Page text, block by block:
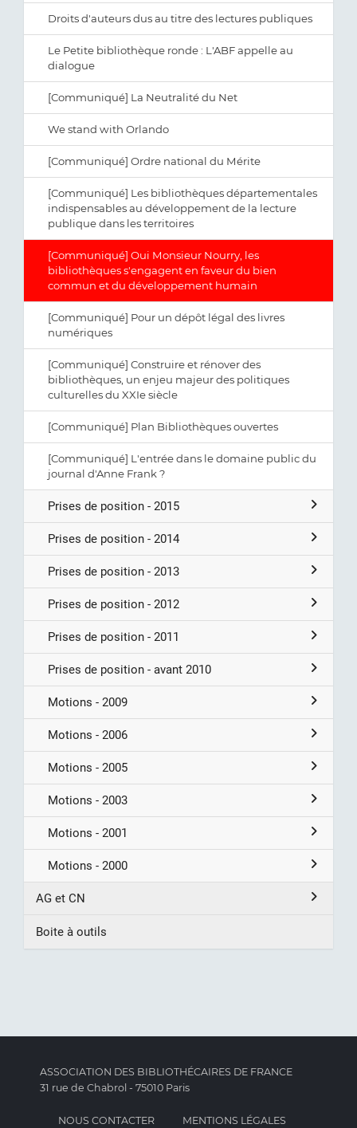
Droits d'auteurs dus au titre des lectures publiques
Le Petite bibliothèque ronde : L'ABF appelle au
dialogue
[Communiqué] La Neutralité du Net
We stand with Orlando
[Communiqué] Ordre national du Mérite
[Communiqué] Les bibliothèques départementales
indispensables au développement de la lecture
publique dans les territoires
[Communiqué] Oui Monsieur Nourry, les
bibliothèques s'engagent en faveur du bien
commun et du développement humain
[Communiqué] Pour un dépôt légal des livres
numériques
[Communiqué] Construire et rénover des
bibliothèques, un enjeu majeur des politiques
culturelles du XXIe siècle
[Communiqué] Plan Bibliothèques ouvertes
[Communiqué] L'entrée dans le domaine public du
journal d'Anne Frank ?
Prises de position - 2015
Prises de position - 2014
Prises de position - 2013
Prises de position - 2012
Prises de position - 2011
Prises de position - avant 2010
Motions - 2009
Motions - 2006
Motions - 2005
Motions - 2003
Motions - 2001
Motions - 2000
AG et CN
Boite à outils
ASSOCIATION DES BIBLIOTHÉCAIRES DE FRANCE
31 rue de Chabrol - 75010 Paris
NOUS CONTACTER MENTIONS LÉGALES